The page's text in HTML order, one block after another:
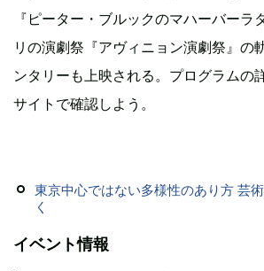
『ピーター・ブルックのマハーバーラ
リの演劇祭『アヴィニョン演劇祭』の
ンタリーも上映される。プログラムの
サイトで確認しよう。
東京中心ではない多様性のあり方 芸
く
イベント情報